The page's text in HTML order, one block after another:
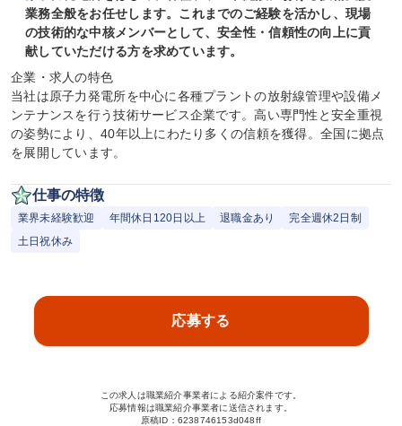
業務全般をお任せします。これまでのご経験を活かし、現場
の技術的な中核メンバーとして、安全性・信頼性の向上に貢
献していただける方を求めています。
企業・求人の特色
当社は原子力発電所を中心に各種プラントの放射線管理や設備メ
ンテナンスを行う技術サービス企業です。高い専門性と安全重視
の姿勢により、40年以上にわたり多くの信頼を獲得。全国に拠点
を展開しています。
仕事の特徴
業界未経験歓迎 年間休日120日以上 退職金あり
完全週休2日制
土日祝休み
応募する
この求人は職業紹介事業者による紹介案件です。
応募情報は職業紹介事業者に送信されます。
原稿ID： 6238746153d048ff